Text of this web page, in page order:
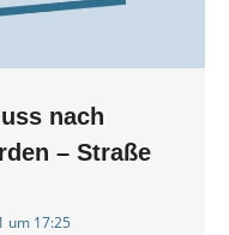
nach
– Straße
um 17:25